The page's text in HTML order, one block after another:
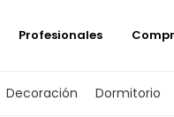
Decoración Dormitorio
Profesionales